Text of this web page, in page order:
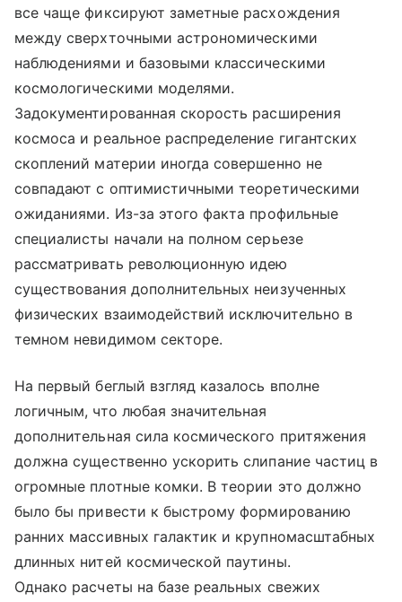
все чаще фиксируют заметные расхождения
между сверхточными астрономическими
наблюдениями и базовыми классическими
космологическими моделями.
Задокументированная скорость расширения
космоса и реальное распределение гигантских
скоплений материи иногда совершенно не
совпадают с оптимистичными теоретическими
ожиданиями. Из-за этого факта профильные
специалисты начали на полном серьезе
рассматривать революционную идею
существования дополнительных неизученных
физических взаимодействий исключительно в
темном невидимом секторе.
На первый беглый взгляд казалось вполне
логичным, что любая значительная
дополнительная сила космического притяжения
должна существенно ускорить слипание частиц в
огромные плотные комки. В теории это должно
было бы привести к быстрому формированию
ранних массивных галактик и крупномасштабных
длинных нитей космической паутины.
Однако расчеты на базе реальных свежих